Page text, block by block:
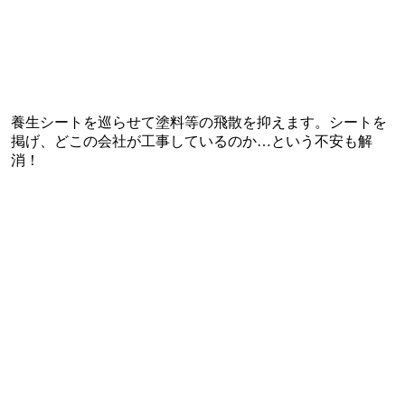
養生シートを巡らせて塗料等の飛散を抑えます。シートを
掲げ、どこの会社が工事しているのか…という不安も解
消！